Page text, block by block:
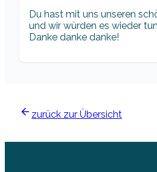
Du hast mit uns unseren
und wir würden es wieder
Danke danke danke!
zurück zur Übersicht